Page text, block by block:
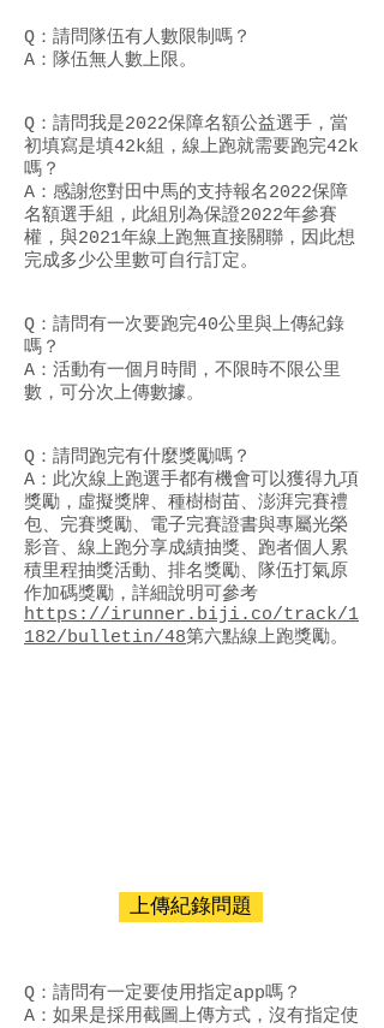
Q：請問隊伍有人數限制嗎？
A：隊伍無人數上限。
Q：請問我是2022保障名額公益選手，當
初填寫是填42k組，線上跑就需要跑完42k
嗎？
A：感謝您對田中馬的支持報名2022保障
名額選手組，此組別為保證2022年參賽
權，與2021年線上跑無直接關聯，因此想
完成多少公里數可自行訂定。
Q：請問有一次要跑完40公里與上傳紀錄
嗎？
A：活動有一個月時間，不限時不限公里
數，可分次上傳數據。
Q：請問跑完有什麼獎勵嗎？
A：此次線上跑選手都有機會可以獲得九項
獎勵，虛擬獎牌、種樹樹苗、澎湃完賽禮
包、完賽獎勵、電子完賽證書與專屬光榮
影音、線上跑分享成績抽獎、跑者個人累
積里程抽獎活動、排名獎勵、隊伍打氣原
作加碼獎勵，詳細說明可參考
https://irunner.biji.co/track/1
182/bulletin/48第六點線上跑獎勵。
上傳紀錄問題
Q：請問有一定要使用指定app嗎？
A：如果是採用截圖上傳方式，沒有指定使